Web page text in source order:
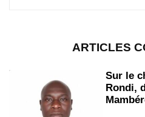
ARTICLES
Sur le
Rondi,